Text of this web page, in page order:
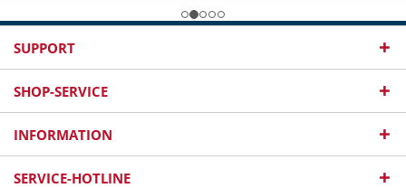
SUPPORT
SHOP-SERVICE
INFORMATION
SERVICE-HOTLINE